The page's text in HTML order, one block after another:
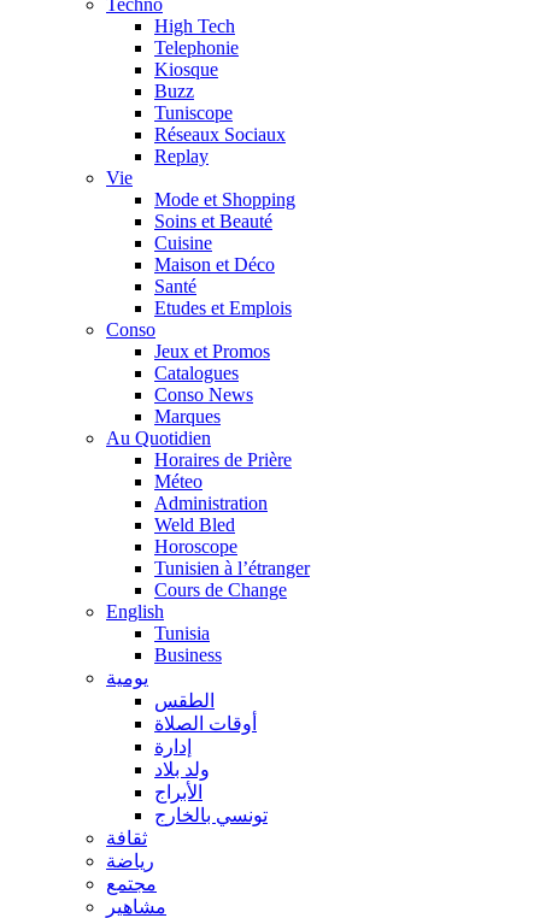
Techno
High Tech
Telephonie
Kiosque
Buzz
Tuniscope
Réseaux Sociaux
Replay
Vie
Mode et Shopping
Soins et Beauté
Cuisine
Maison et Déco
Santé
Etudes et Emplois
Conso
Jeux et Promos
Catalogues
Conso News
Marques
Au Quotidien
Horaires de Prière
Méteo
Administration
Weld Bled
Horoscope
Tunisien à l’étranger
Cours de Change
English
Tunisia
Business
يومية
الطقس
أوقات الصلاة
إدارة
ولد بلاد
الأبراج
تونسي بالخارج
ثقافة
رياضة
مجتمع
مشاهير